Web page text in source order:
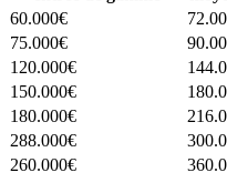
60.000€
75.000€
120.000€
150.000€
180.000€
288.000€
260.000€